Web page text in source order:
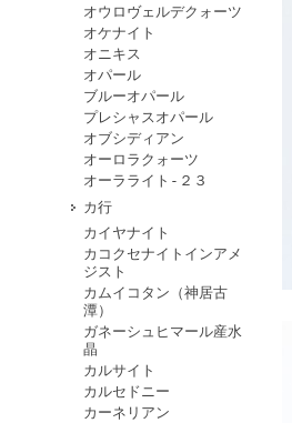
オウロヴェルデクォーツ
オケナイト
オニキス
オパール
ブルーオパール
プレシャスオパール
オブシディアン
オーロラクォーツ
オーラライト-２３
カ行
カイヤナイト
カコクセナイトインアメ
ジスト
カムイコタン（神居古
潭）
ガネーシュヒマール産水
晶
カルサイト
カルセドニー
カーネリアン